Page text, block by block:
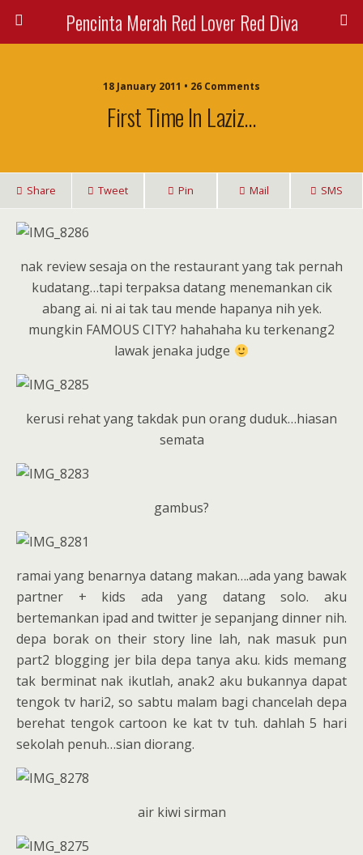
Pencinta Merah Red Lover Red Diva
18 January 2011 • 26 Comments
First Time In Laziz…
Share Tweet Pin Mail SMS
nak review sesaja on the restaurant yang tak pernah
kudatang…tapi terpaksa datang menemankan cik
abang ai. ni ai tak tau mende hapanya nih yek.
mungkin FAMOUS CITY? hahahaha ku terkenang2
lawak jenaka judge
kerusi rehat yang takdak pun orang duduk…hiasan
semata
gambus?
ramai yang benarnya datang makan….ada yang bawak
partner + kids ada yang datang solo. aku
bertemankan ipad and twitter je sepanjang dinner nih.
depa borak on their story line lah, nak masuk pun
part2 blogging jer bila depa tanya aku. kids memang
tak berminat nak ikutlah, anak2 aku bukannya dapat
tengok tv hari2, so sabtu malam bagi chancelah depa
berehat tengok cartoon ke kat tv tuh. dahlah 5 hari
sekolah penuh…sian diorang.
air kiwi sirman